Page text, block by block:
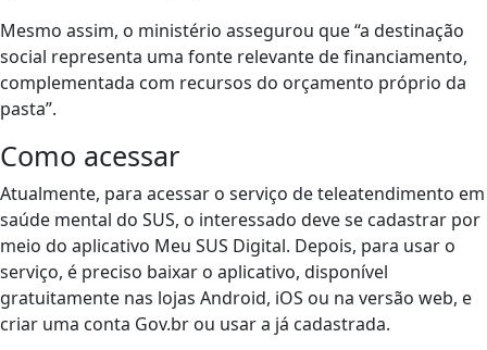
Mesmo assim, o ministério assegurou que “a destinação
social representa uma fonte relevante de financiamento,
complementada com recursos do orçamento próprio da
pasta”.
Como acessar
Atualmente, para acessar o serviço de teleatendimento em
saúde mental do SUS, o interessado deve se cadastrar por
meio do aplicativo Meu SUS Digital. Depois, para usar o
serviço, é preciso baixar o aplicativo, disponível
gratuitamente nas lojas Android, iOS ou na versão web, e
criar uma conta Gov.br ou usar a já cadastrada.